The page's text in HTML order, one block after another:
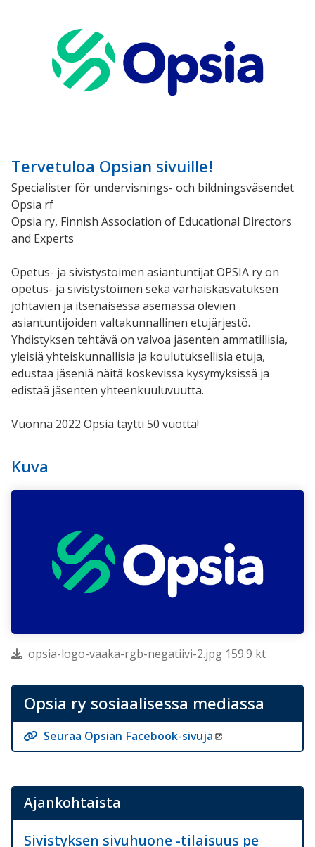
Tervetuloa Opsian sivuille!
Specialister för undervisnings- och bildningsväsendet
Opsia rf
Opsia ry, Finnish Association of Educational Directors
and Experts
Opetus- ja sivistystoimen asiantuntijat OPSIA ry on
opetus- ja sivistystoimen sekä varhaiskasvatuksen
johtavien ja itsenäisessä asemassa olevien
asiantuntijoiden valtakunnallinen etujärjestö.
Yhdistyksen tehtävä on valvoa jäsenten ammatillisia,
yleisiä yhteiskunnallisia ja koulutuksellisia etuja,
edustaa jäseniä näitä koskevissa kysymyksissä ja
edistää jäsenten yhteenkuuluvuutta.
Vuonna 2022 Opsia täytti 50 vuotta!
Kuva
opsia-logo-vaaka-rgb-negatiivi-2.jpg 159.9 kt
Opsia ry sosiaalisessa mediassa
Seuraa Opsian Facebook-sivuja
Ajankohtaista
Sivistyksen sivuhuone -tilaisuus pe